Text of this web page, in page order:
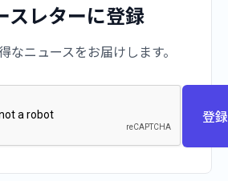
スレターに登録
なニュースをお届けします。
登